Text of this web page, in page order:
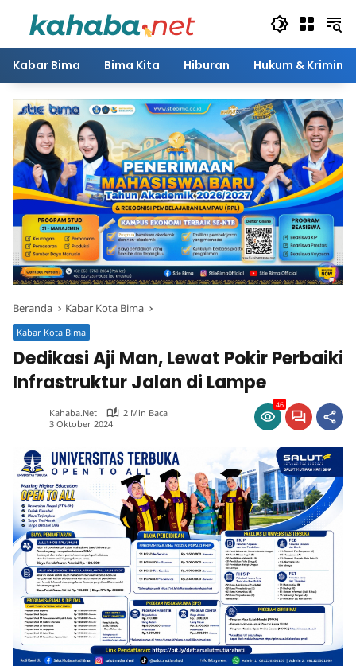
Kabar Bima Bima Kita Hiburan Hukum & Kriminal
Beranda Kabar Kota Bima
Kabar Kota Bima
Dedikasi Aji Man, Lewat Pokir Perbaiki
Infrastruktur Jalan di Lampe
Kahaba.net
2 Min Baca
3 Oktober 2024
46